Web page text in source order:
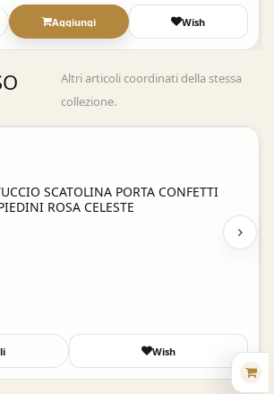
Aggiungi Wish
Altri articoli coordinati della stessa
collezione.
Acquisto Veloce
SCATOLINA PORTA CONFETTI
ROSA CELESTE
Wish